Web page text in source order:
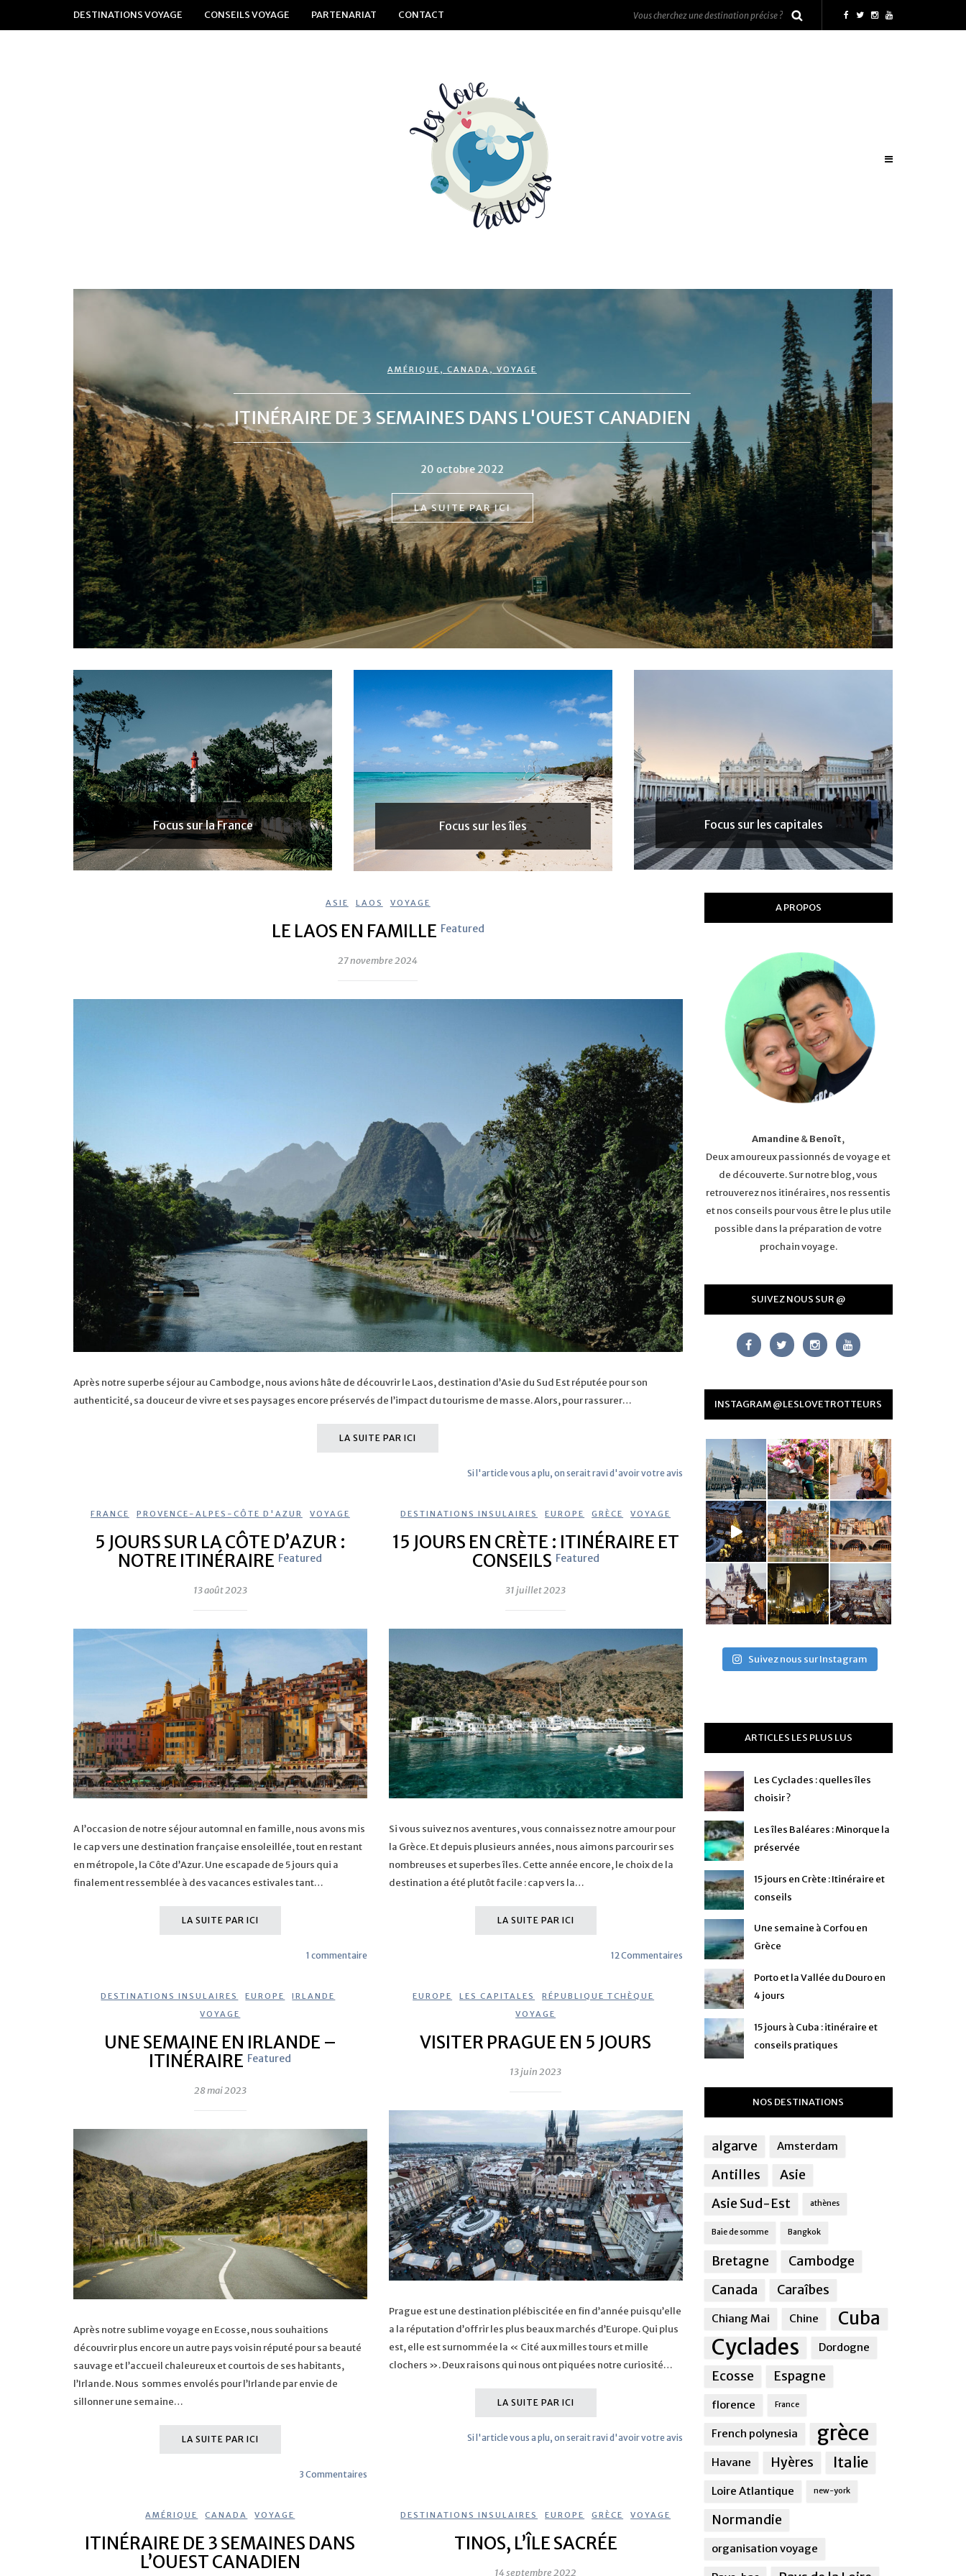
DESTINATIONS VOYAGE CONSEILS VOYAGE PARTENARIAT CONTACT
DESTINATIONS INSULAIRES, EUROPE, GRÈCE,VOYAGE
TINOS, L'ÎLE SACRÉE
14 septembre 2022
LA SUITE PAR ICI
Focus sur la France Focus sur les îles Focus sur les capitales
ASIE LAOS VOYAGE
LE LAOS EN FAMILLE Featured
27 novembre 2024
Après notre superbe séjour au Cambodge, nous avions hâte de découvrir le Laos, destination d’Asie du Sud Est réputée pour son
authenticité, sa douceur de vivre et ses paysages encore préservés de l’impact du tourisme de masse. Alors, pour rassurer…
LA SUITE PAR ICI
Si l'article vous a plu, on serait ravi d'avoir votre avis
FRANCE PROVENCE-ALPES-CÔTE D'AZUR VOYAGE
5 JOURS SUR LA CÔTE D’AZUR :
NOTRE ITINÉRAIRE Featured
13 août 2023
A l’occasion de notre séjour automnal en famille, nous avons mis
le cap vers une destination française ensoleillée, tout en restant
en métropole, la Côte d’Azur. Une escapade de 5 jours qui a
finalement ressemblée à des vacances estivales tant…
LA SUITE PAR ICI
1 commentaire
DESTINATIONS INSULAIRES ,EUROPE ,GRÈCE ,VOYAGE
15 JOURS EN CRÈTE : ITINÉRAIRE ET
CONSEILS Featured
31 juillet 2023
Si vous suivez nos aventures, vous connaissez notre amour pour
la Grèce. Et depuis plusieurs années, nous aimons parcourir ses
nombreuses et superbes îles. Cette année encore, le choix de la
destination a été plutôt facile : cap vers la…
LA SUITE PAR ICI
12 Commentaires
DESTINATIONS INSULAIRES ,EUROPE ,IRLANDE
VOYAGE
UNE SEMAINE EN IRLANDE –
ITINÉRAIRE Featured
28 mai 2023
Après notre sublime voyage en Ecosse, nous souhaitions
découvrir plus encore un autre pays voisin réputé pour sa beauté
sauvage et l’accueil chaleureux et courtois de ses habitants,
l’Irlande. Nous sommes envolés pour l’Irlande par envie de
sillonner une semaine…
LA SUITE PAR ICI
3 Commentaires
EUROPE ,LES CAPITALES ,RÉPUBLIQUE TCHÈQUE
VOYAGE
VISITER PRAGUE EN 5 JOURS
13 juin 2023
Prague est une destination plébiscitée en fin d’année puisqu’elle
a la réputation d’offrir les plus beaux marchés d’Europe. Qui plus
est, elle est surnommée la « Cité aux milles tours et mille
clochers ». Deux raisons qui nous ont piquées notre curiosité…
LA SUITE PAR ICI
Si l'article vous a plu, on serait ravi d'avoir votre avis
AMÉRIQUE ,CANADA ,VOYAGE
ITINÉRAIRE DE 3 SEMAINES DANS
L’OUEST CANADIEN
DESTINATIONS INSULAIRES ,EUROPE ,GRÈCE ,VOYAGE
TINOS, L’ÎLE SACRÉE
14 septembre 2022
A PROPOS
Amandine&Benoît,
Deux amoureux passionnés de voyage et
de découverte. Sur notre blog, vous
retrouverez nos itinéraires, nos ressentis
et nos conseils pour vous être le plus utile
possible dans la préparation de votre
prochain voyage.
SUIVEZ NOUS SUR @
INSTAGRAM @LESLOVETROTTEURS
Suivez nous sur Instagram
ARTICLES LES PLUS LUS
Les Cyclades : quelles îles
choisir ?
Les îles Baléares : Minorque la
préservée
15 jours en Crète : Itinéraire et
conseils
Une semaine à Corfou en
Grèce
Porto et la Vallée du Douro en
4 jours
15 jours à Cuba : itinéraire et
conseils pratiques
NOS DESTINATIONS
algarve Amsterdam
Antilles
Asie
Asie Sud-Est
athènes
Baie de somme Bangkok
Bretagne
Cambodge
Canada
Caraîbes
Chiang Mai Chine Cuba
Cyclades Dordogne
Ecosse Espagne
florence France
French polynesia grèce
Havane Hyères Italie
Loire Atlantique new-york
Normandie
organisation voyage